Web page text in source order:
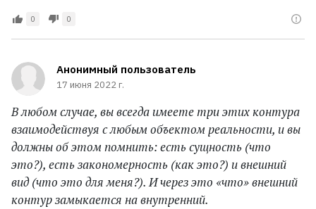
0 0
Анонимный пользователь
17 июня 2022 г.
В любом случае, вы всегда имеете три этих контура
взаимодействуя с любым объектом реальности, и вы
должны об этом помнить: есть сущность (что
это?), есть закономерность (как это?) и внешний
вид (что это для меня?). И через это «что» внешний
контур замыкается на внутренний.